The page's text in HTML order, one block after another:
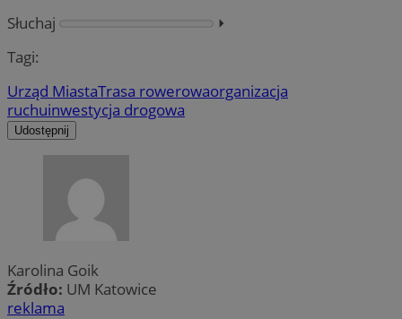
Słuchaj
⏵︎
Tagi:
Urząd MiastaTrasa rowerowaorganizacja
ruchuinwestycja drogowa
Udostępnij
Karolina Goik
Źródło: UM Katowice
reklama